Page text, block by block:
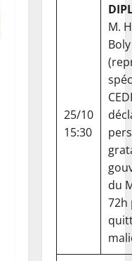
25/10
15:30
M.
Boly
du
72h